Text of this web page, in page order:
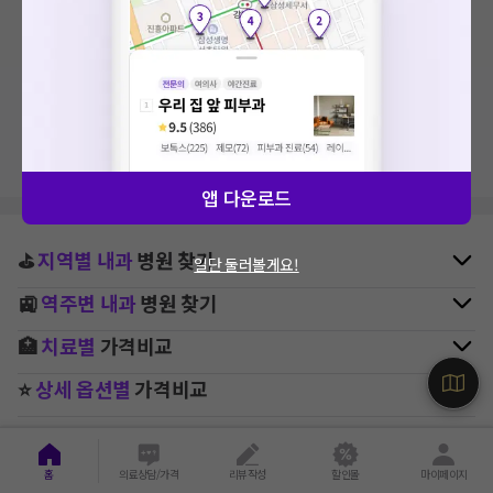
검색 결과가 없습니다.
지역, 치료항목, 필터 등 상세조건을 재설정해보세요!
⛳지역별 내과병원 찾기
🚉역주변 내과병원 찾기
🏥치료별 가격비교
⭐상세 옵션별 가격비교
홈 의료상담/가격 리뷰작성 할인몰 마이페이지
앱 다운로드
일단 둘러볼게요!